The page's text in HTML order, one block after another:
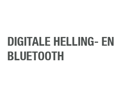
DIGITALE HELLING-
BLUETOOTH